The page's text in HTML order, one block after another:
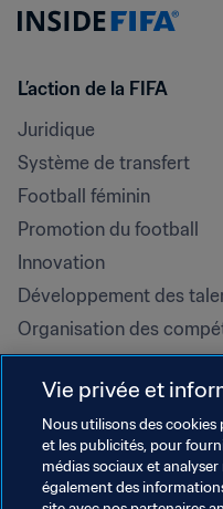
L’action de la FIFA
Juridique
Système de transfert
Football féminin
Promotion du football
Innovation
Développement des
Organisation des
Développement durable
Droits de l'homme et
la discrimination
Santé et médical
Initiatives en matière de
Vie privée et
Nous utilisons des
et les publicités, pour
médias sociaux et
également des